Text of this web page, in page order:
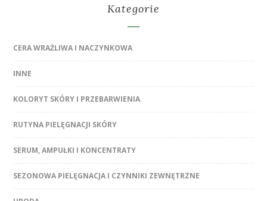
Kategorie
CERA WRAŻLIWA I NACZYNKOWA
INNE
KOLORYT SKÓRY I PRZEBARWIENIA
RUTYNA PIELĘGNACJI SKÓRY
SERUM, AMPUŁKI I KONCENTRATY
SEZONOWA PIELĘGNACJA I CZYNNIKI ZEWNĘTRZNE